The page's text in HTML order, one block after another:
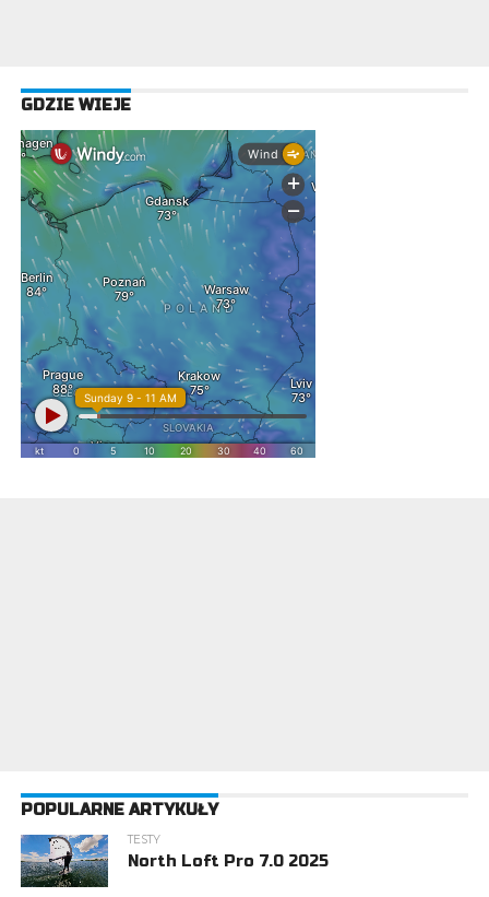
GDZIE WIEJE
POPULARNE ARTYKUŁY
TESTY
North Loft Pro 7.0 2025